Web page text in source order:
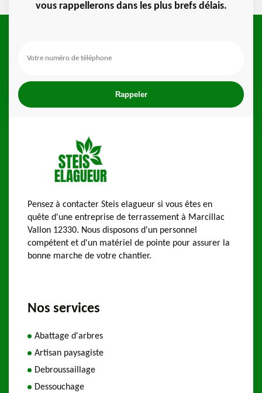
vous rappellerons dans les plus brefs délais.
Pensez à contacter Steis elagueur si vous êtes en
quête d'une entreprise de terrassement à Marcillac
Vallon 12330. Nous disposons d'un personnel
compétent et d'un matériel de pointe pour assurer la
bonne marche de votre chantier.
Nos services
Abattage d'arbres
Artisan paysagiste
Debroussaillage
Dessouchage